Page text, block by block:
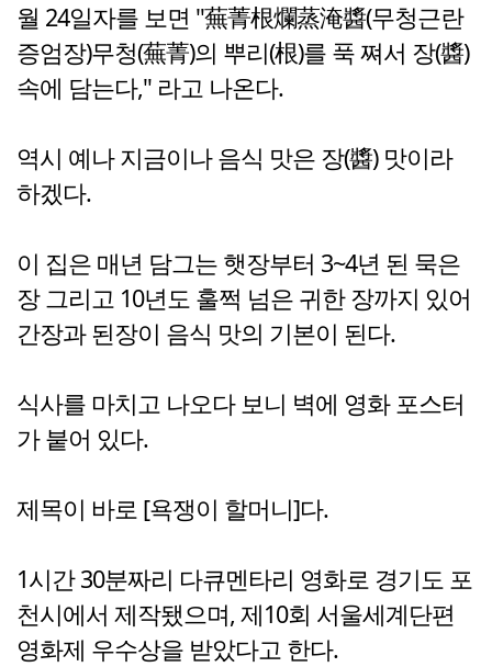
월 24일자를 보면 "蕪菁根爛蒸淹醬(무청근란
증엄장)무청(蕪菁)의 뿌리(根)를 푹 쪄서 장(醬)
속에 담는다," 라고 나온다.
역시 예나 지금이나 음식 맛은 장(醬) 맛이라
하겠다.
이 집은 매년 담그는 햇장부터 3~4년 된 묵은
장 그리고 10년도 훌쩍 넘은 귀한 장까지 있어
간장과 된장이 음식 맛의 기본이 된다.
식사를 마치고 나오다 보니 벽에 영화 포스터
가 붙어 있다.
제목이 바로 [욕쟁이 할머니]다.
1시간 30분짜리 다큐멘타리 영화로 경기도 포
천시에서 제작됐으며, 제10회 서울세계단편
영화제 우수상을 받았다고 한다.